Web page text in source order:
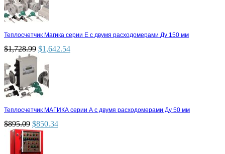
Теплосчетчик Магика серии Е с двумя расходомерами Ду 150 мм
$1,728.99 $1,642.54
Теплосчетчик МАГИКА серии А с двумя расходомерами Ду 50 мм
$895.09 $850.34